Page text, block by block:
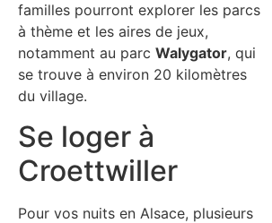
familles pourront explorer les parcs
à thème et les aires de jeux,
notamment au parc Walygator, qui
se trouve à environ 20 kilomètres
du village.
Se loger à
Croettwiller
Pour vos nuits en Alsace, plusieurs